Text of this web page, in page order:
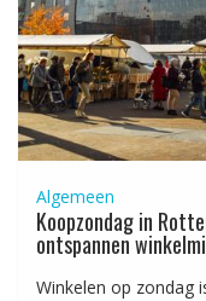
Algemeen
Koopzondag in
ontspannen
Winkelen op zondag